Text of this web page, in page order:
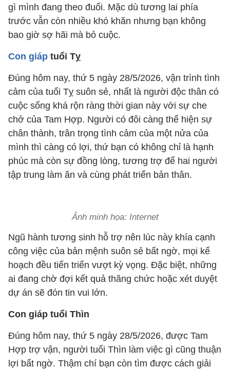
gì mình đang theo đuổi. Mặc dù tương lai phía
trước vẫn còn nhiều khó khăn nhưng bạn không
bao giờ sợ hãi mà bỏ cuộc.
Con giáp tuổi Tỵ
Đúng hôm nay, thứ 5 ngày 28/5/2026, vận trình tình
cảm của tuổi Tỵ suôn sẻ, nhất là người độc thân có
cuộc sống khá rộn ràng thời gian này với sự che
chở của Tam Hợp. Người có đôi càng thể hiện sự
chân thành, trân trọng tình cảm của một nửa của
mình thì càng có lợi, thứ bạn có không chỉ là hạnh
phúc mà còn sự đồng lòng, tương trợ để hai người
tập trung làm ăn và cùng phát triển bản thân.
Ảnh minh họa: Internet
Ngũ hành tương sinh hỗ trợ nên lúc này khía cạnh
công việc của bản mệnh suôn sẻ bất ngờ, mọi kế
hoạch đều tiến triển vượt kỳ vọng. Đặc biệt, những
ai đang chờ đợi kết quả thăng chức hoặc xét duyệt
dự án sẽ đón tin vui lớn.
Con giáp tuổi Thìn
Đúng hôm nay, thứ 5 ngày 28/5/2026, được Tam
Hợp trợ vận, người tuổi Thìn làm việc gì cũng thuận
lợi bất ngờ. Thậm chí bạn còn tìm được cách giải